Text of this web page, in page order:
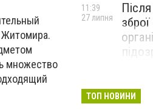
Житомира.
множество
11:39
27 липня
ТОП НОВИНИ